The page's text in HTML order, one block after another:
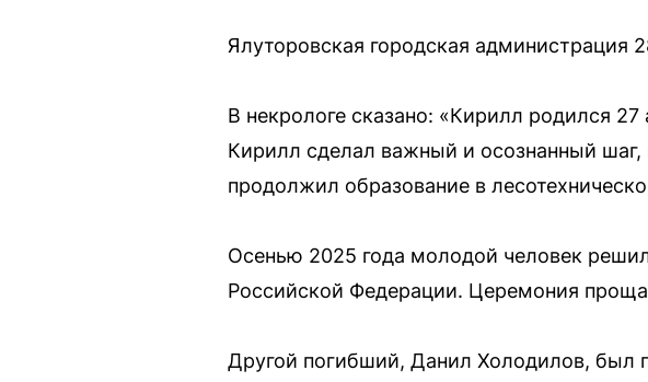
Ялуторовская городская
В некрологе сказано: «Кирилл родился
Кирилл сделал важный и осознанный
продолжил образование в
Осенью 2025 года молодой человек
Российской Федерации. Церемония
Другой погибший, Данил Холодилов, был